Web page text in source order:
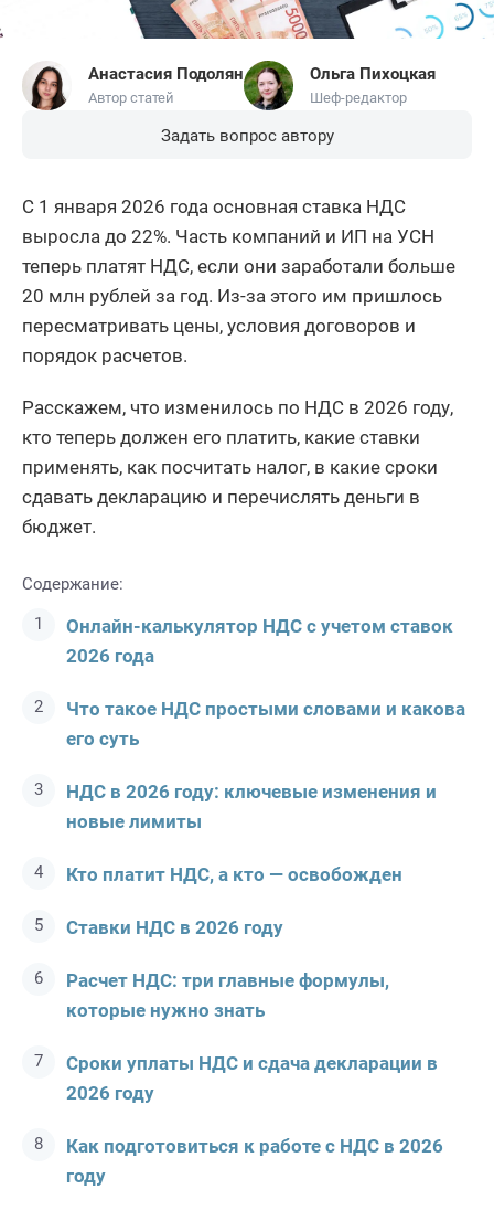
Анастасия Подолян
Автор статей
Ольга Пихоцкая
Шеф-редактор
Задать вопрос автору
С 1 января 2026 года основная ставка НДС
выросла до 22%. Часть компаний и ИП на УСН
теперь платят НДС, если они заработали больше
20 млн рублей за год. Из-за этого им пришлось
пересматривать цены, условия договоров и
порядок расчетов.
Расскажем, что изменилось по НДС в 2026 году,
кто теперь должен его платить, какие ставки
применять, как посчитать налог, в какие сроки
сдавать декларацию и перечислять деньги в
бюджет.
Содержание:
Онлайн-калькулятор НДС с учетом ставок
2026 года
Что такое НДС простыми словами и какова
его суть
НДС в 2026 году: ключевые изменения и
новые лимиты
Кто платит НДС, а кто — освобожден
Ставки НДС в 2026 году
Расчет НДС: три главные формулы,
которые нужно знать
Сроки уплаты НДС и сдача декларации в
2026 году
Как подготовиться к работе с НДС в 2026
году